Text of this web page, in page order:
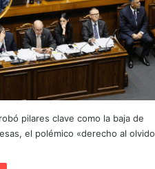
pilares clave como la baja de
el polémico «derecho al olvido